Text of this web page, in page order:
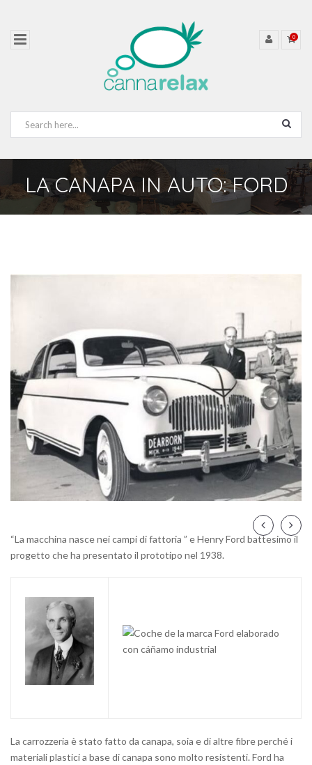
0
LA CANAPA IN AUTO: FORD
“La macchina nasce nei campi di fattoria ” e Henry Ford battesimo il
progetto che ha presentato il prototipo nel 1938.
La carrozzeria è stato fatto da canapa, soia e di altre fibre perché i
materiali plastici a base di canapa sono molto resistenti. Ford ha